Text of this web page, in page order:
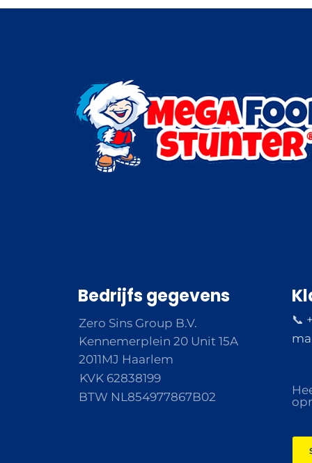
Bedrijfs gegevens
Zero Sins Group B.V.
Kennemerplein 20 Unit 15A
2011MJ Haarlem
KVK 62838199
BTW NL854977867B02
📞